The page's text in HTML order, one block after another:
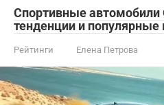
Спортивные
тенденции и популярные
Рейтинги Елена Петрова